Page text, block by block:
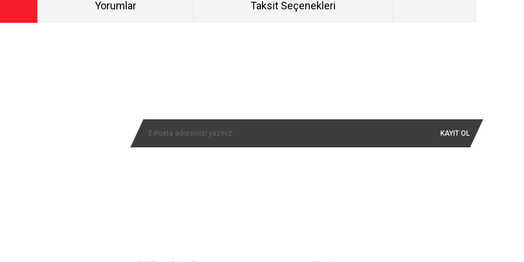
Yorumlar Taksit Seçenekleri
Yorum Yaz KAYIT OL